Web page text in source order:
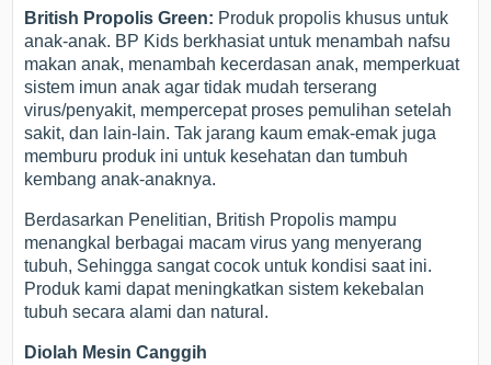
British Propolis Green: Produk propolis khusus untuk
anak-anak. BP Kids berkhasiat untuk menambah nafsu
makan anak, menambah kecerdasan anak, memperkuat
sistem imun anak agar tidak mudah terserang
virus/penyakit, mempercepat proses pemulihan setelah
sakit, dan lain-lain. Tak jarang kaum emak-emak juga
memburu produk ini untuk kesehatan dan tumbuh
kembang anak-anaknya.
Berdasarkan Penelitian, British Propolis mampu
menangkal berbagai macam virus yang menyerang
tubuh, Sehingga sangat cocok untuk kondisi saat ini.
Produk kami dapat meningkatkan sistem kekebalan
tubuh secara alami dan natural.
Diolah Mesin Canggih